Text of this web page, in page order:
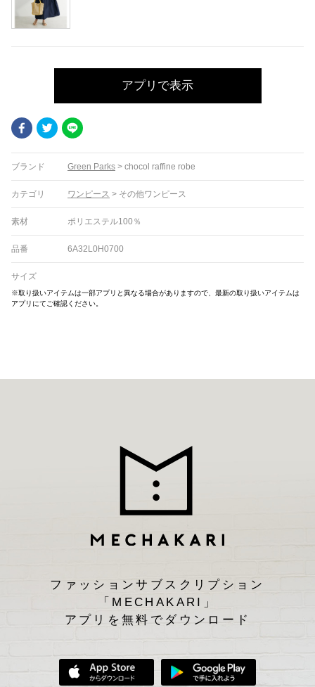
アプリで表示
FacebookTwitter
ブランド Green Parks > chocol raffine robe
カテゴリ ワンピース > その他ワンピース
素材 ポリエステル100％
品番 6A32L0H0700
サイズ
※取り扱いアイテムは一部アプリと異なる場合がありますので、最新の取り扱いアイテムは
アプリにてご確認ください。
ファッションサブスクリプション
「MECHAKARI」
アプリを無料でダウンロード
App Storeからダウンロード